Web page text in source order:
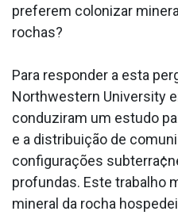
preferem colonizar
rochas?
Para responder a esta
Northwestern University
conduziram um estudo
e a distribuição de
configurações
profundas. Este trabalho
mineral da rocha